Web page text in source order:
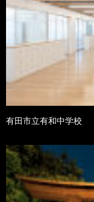
有田市立有和中学校